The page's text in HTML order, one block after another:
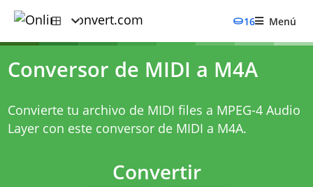
16 Menú
Conversor de MIDI a M4A
Convierte tu archivo de MIDI files a MPEG-4 Audio
Layer con este conversor de MIDI a M4A.
Convertir